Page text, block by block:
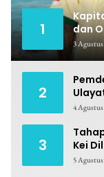
1
dan
Pungli
3 Agustus
2
4 Agustus
3
Kei
5 Agustus